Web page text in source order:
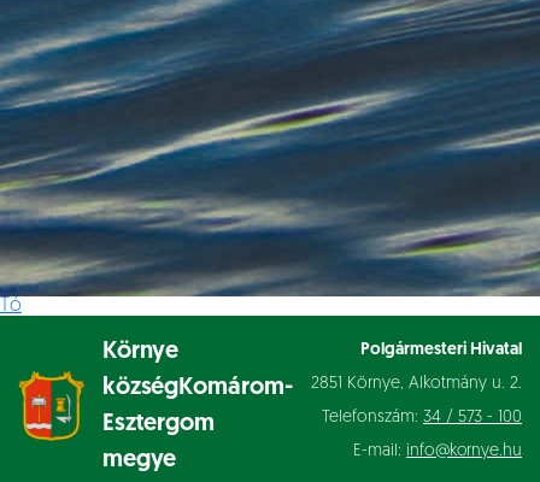
Tó
Környe
község Komárom-
Esztergom
megye
Polgármesteri Hivatal
2851 Környe, Alkotmány u. 2.
Telefonszám: 34 / 573 - 100
E-mail: info@kornye.hu